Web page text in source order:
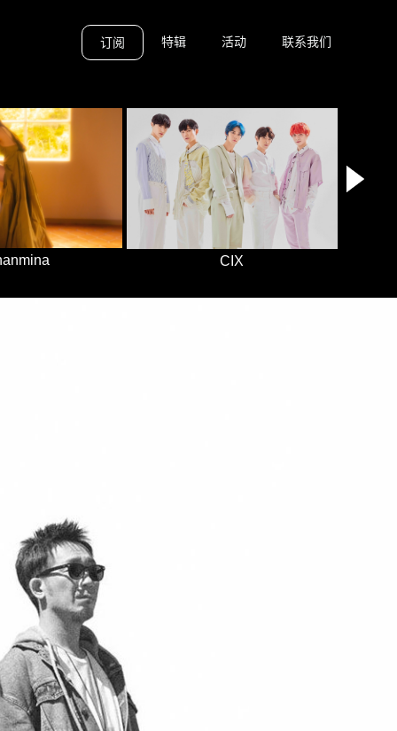
订阅 特辑 活动 联系我们
CIX